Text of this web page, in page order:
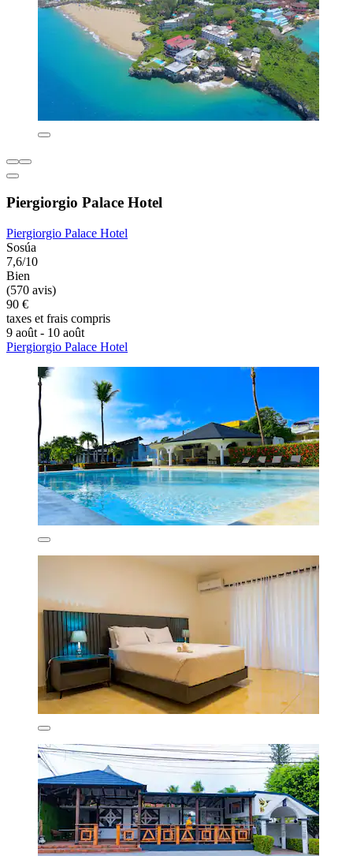
Piergiorgio Palace Hotel
Piergiorgio Palace Hotel
Sosúa
7,6/10
Bien
(570 avis)
90 €
taxes et frais compris
9 août - 10 août
Piergiorgio Palace Hotel